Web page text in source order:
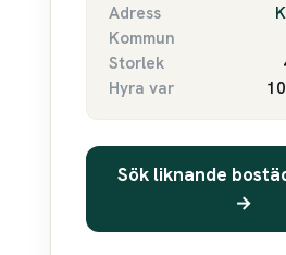
Adress
Kommun
Storlek
Hyra var
Sök liknande
→